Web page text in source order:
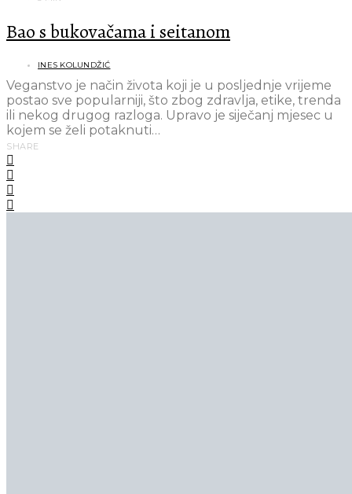
Bao s bukovačama i seitanom
INES KOLUNDŽIĆ
Veganstvo je način života koji je u posljednje vrijeme
postao sve popularniji, što zbog zdravlja, etike, trenda
ili nekog drugog razloga. Upravo je siječanj mjesec u
kojem se želi potaknuti…
SHARE